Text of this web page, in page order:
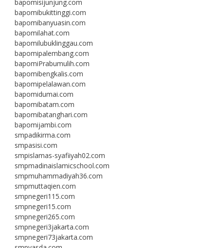
bapomisijunjung.com
bapomibukittinggi.com
bapomibanyuasin.com
bapomilahat.com
bapomilubuklinggau.com
bapomipalembang.com
bapomiPrabumulih.com
bapomibengkalis.com
bapomipelalawan.com
bapomidumai.com
bapomibatam.com
bapomibatanghari.com
bapomijambi.com
smpadikirma.com
smpasisi.com
smpislamas-syafiiyah02.com
smpmadinaislamicschool.com
smpmuhammadiyah36.com
smpmuttaqien.com
smpnegeri115.com
smpnegeri15.com
smpnegeri265.com
smpnegeri3jakarta.com
smpnegeri73jakarta.com